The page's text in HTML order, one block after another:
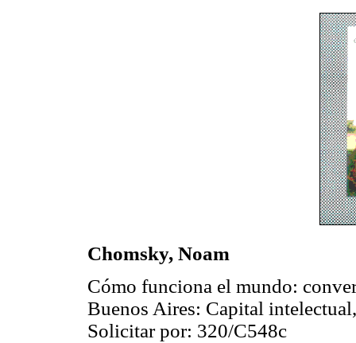
Chomsky, Noam
Cómo funciona el mundo:
Buenos Aires: Capital
Solicitar por: 320/C548c